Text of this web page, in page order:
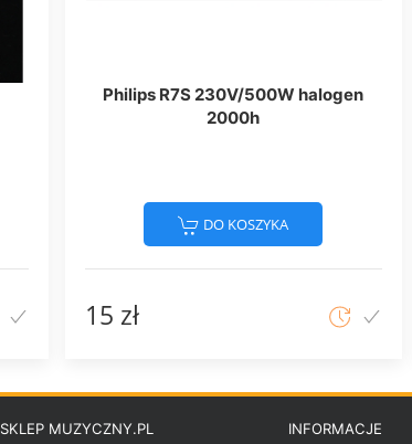
Philips R7S 230V/500W halogen
2000h
DO KOSZYKA
15 zł
SKLEP MUZYCZNY.PL INFORMACJE